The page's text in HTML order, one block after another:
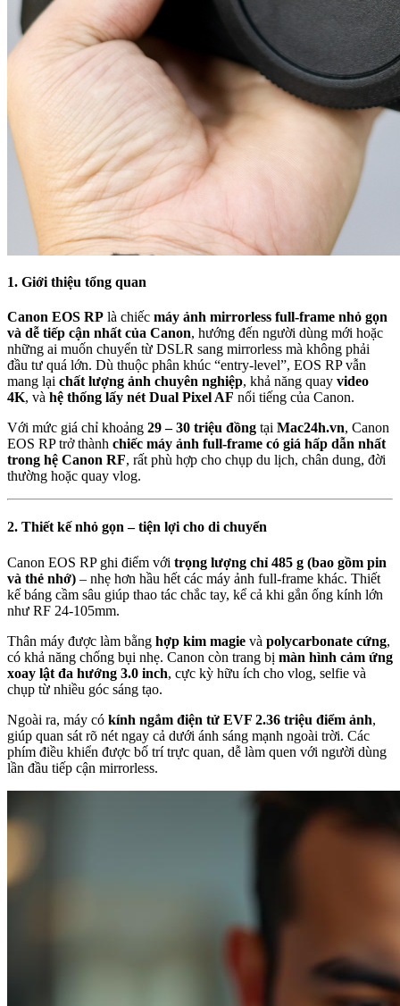
1. Giới thiệu tổng quan
Canon EOS RP là chiếc máy ảnh mirrorless full-frame nhỏ gọn
và dễ tiếp cận nhất của Canon, hướng đến người dùng mới hoặc
những ai muốn chuyển từ DSLR sang mirrorless mà không phải
đầu tư quá lớn. Dù thuộc phân khúc “entry-level”, EOS RP vẫn
mang lại chất lượng ảnh chuyên nghiệp, khả năng quay video
4K, và hệ thống lấy nét Dual Pixel AF nổi tiếng của Canon.
Với mức giá chỉ khoảng 29 – 30 triệu đồng tại Mac24h.vn, Canon
EOS RP trở thành chiếc máy ảnh full-frame có giá hấp dẫn nhất
trong hệ Canon RF, rất phù hợp cho chụp du lịch, chân dung, đời
thường hoặc quay vlog.
2. Thiết kế nhỏ gọn – tiện lợi cho di chuyển
Canon EOS RP ghi điểm với trọng lượng chỉ 485 g (bao gồm pin
và thẻ nhớ) – nhẹ hơn hầu hết các máy ảnh full-frame khác. Thiết
kế báng cầm sâu giúp thao tác chắc tay, kể cả khi gắn ống kính lớn
như RF 24-105mm.
Thân máy được làm bằng hợp kim magie và polycarbonate cứng,
có khả năng chống bụi nhẹ. Canon còn trang bị màn hình cảm ứng
xoay lật đa hướng 3.0 inch, cực kỳ hữu ích cho vlog, selfie và
chụp từ nhiều góc sáng tạo.
Ngoài ra, máy có kính ngắm điện tử EVF 2.36 triệu điểm ảnh,
giúp quan sát rõ nét ngay cả dưới ánh sáng mạnh ngoài trời. Các
phím điều khiển được bố trí trực quan, dễ làm quen với người dùng
lần đầu tiếp cận mirrorless.